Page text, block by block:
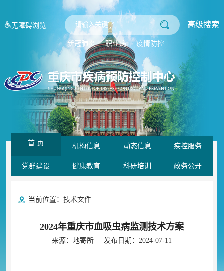
无障碍浏览 高级搜索
新冠肺炎 职业病 疫情防控
首 页 机构信息 动态信息 疾控服务
党群建设 健康教育 科研培训 政务公开
当前位置： 技术文件
2024年重庆市血吸虫病监测技术方案
来源：地寄所 发布日期：2024-07-11